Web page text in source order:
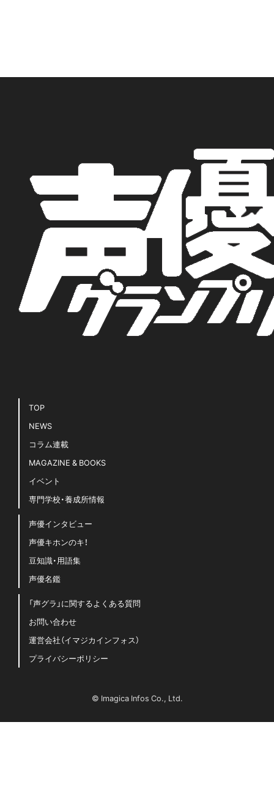
TOP
NEWS
コラム連載
MAGAZINE & BOOKS
イベント
専門学校・養成所情報
声優インタビュー
声優キホンのキ！
豆知識・用語集
声優名鑑
「声グラ」に関するよくある質問
お問い合わせ
運営会社（イマジカインフォス）
プライバシーポリシー
© Imagica Infos Co., Ltd.